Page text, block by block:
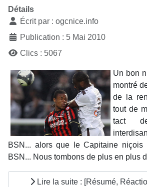
Détails
Écrit par : ogcnice.info
Publication : 5 Mai 2010
Clics : 5067
Un bon
montré
de la
tout de
tact
BSN... alors que le Capitaine niçois
BSN... Nous tombons de plus en plus
Lire la suite : [Résumé,